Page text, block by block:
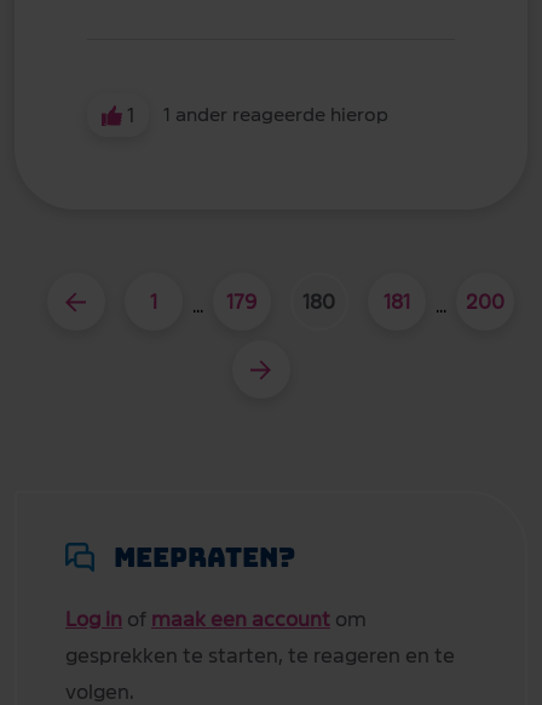
1 1 ander reageerde hierop
1 ... 179 180 181 ... 200
Meepraten?
Log in of maak een account om
gesprekken te starten, te reageren en te
volgen.